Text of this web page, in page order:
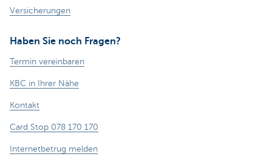
Versicherungen
Haben Sie noch Fragen?
Termin vereinbaren
KBC in Ihrer Nähe
Kontakt
Card Stop 078 170 170
Internetbetrug melden